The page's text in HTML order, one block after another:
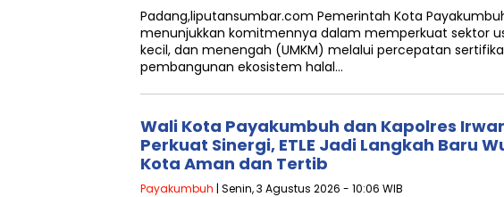
Padang,liputansumbar.com Pemerintah Kota
menunjukkan komitmennya dalam memperkuat sektor
kecil, dan menengah (UMKM) melalui percepatan
pembangunan ekosistem halal…
Wali Kota Payakumbuh dan Kapolres
Perkuat Sinergi, ETLE Jadi Langkah Baru
Kota Aman dan Tertib
Payakumbuh | Senin, 3 Agustus 2026 - 10:06 WIB